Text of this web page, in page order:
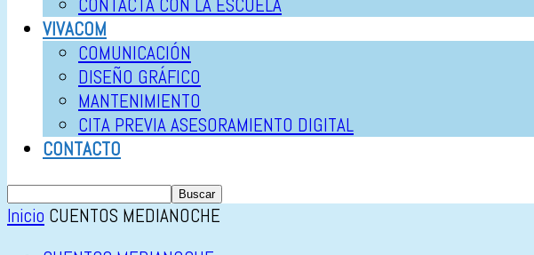
CONTACTA CON LA ESCUELA
VIVACOM
COMUNICACIÓN
DISEÑO GRÁFICO
MANTENIMIENTO
CITA PREVIA ASESORAMIENTO DIGITAL
CONTACTO
Inicio CUENTOS MEDIANOCHE